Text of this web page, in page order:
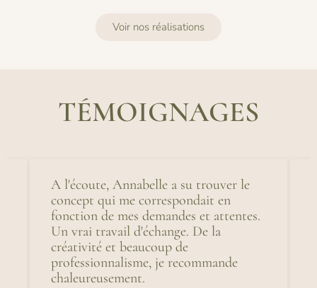
Voir nos réalisations
TÉMOIGNAGES
A l'écoute, Annabelle a su trouver le
concept qui me correspondait en
fonction de mes demandes et attentes.
Un vrai travail d'échange. De la
créativité et beaucoup de
professionnalisme, je recommande
chaleureusement.